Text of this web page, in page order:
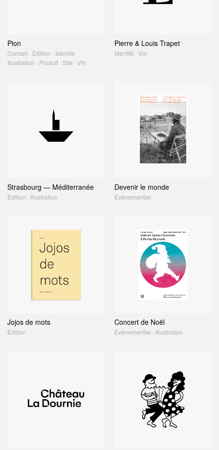
Pion
Conseil · Édition · Identité ·
Illustration · Produit · Site · Vin
Pierre & Louis Trapet
Identité · Vin
Strasbourg — Méditerranée
Édition · Illustration
Devenir le monde
Événementiel
Jojos de mots
Édition
Concert de Noël
Événementiel · Illustration